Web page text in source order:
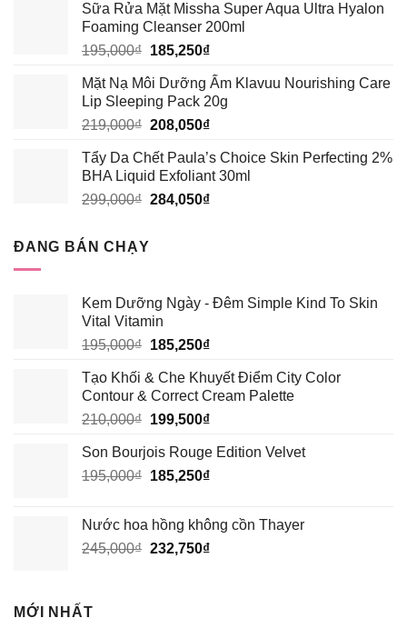
là:
389,000₫.
tại
là:
339,000₫.
Sữa Rửa Mặt Missha Super Aqua Ultra Hyalon
Foaming Cleanser 200ml
195,000₫ Giá
là:
195,000₫.
185,250₫Giá
tại
là:
185,250₫.
Mặt Nạ Môi Dưỡng Ẩm Klavuu Nourishing Care
Lip Sleeping Pack 20g
219,000₫ Giá
là:
219,000₫.
208,050₫Giá
tại
là:
208,050₫.
Tẩy Da Chết Paula’s Choice Skin Perfecting 2%
BHA Liquid Exfoliant 30ml
299,000₫ Giá
là:
284,050₫Giá
ĐANG BÁN CHẠY
Kem Dưỡng Ngày - Đêm Simple Kind To Skin
Vital Vitamin
195,000₫ Giá
là:
195,000₫.
185,250₫Giá
tại
là:
185,250₫.
Tạo Khối & Che Khuyết Điểm City Color
Contour & Correct Cream Palette
210,000₫ Giá
là:
210,000₫.
199,500₫Giá
tại
là:
Son Bourjois Rouge Edition Velvet
195,000₫ Giá
195,000₫.
185,250₫Giá
là:
185,250₫.
Nước hoa hồng không cồn Thayer
245,000₫ Giá
232,750₫Giá
MỚI NHẤT